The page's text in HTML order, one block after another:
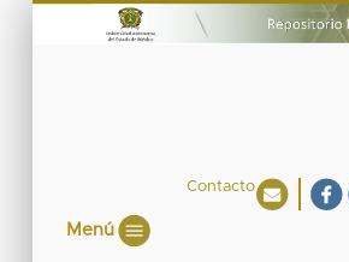
Contacto
Menú